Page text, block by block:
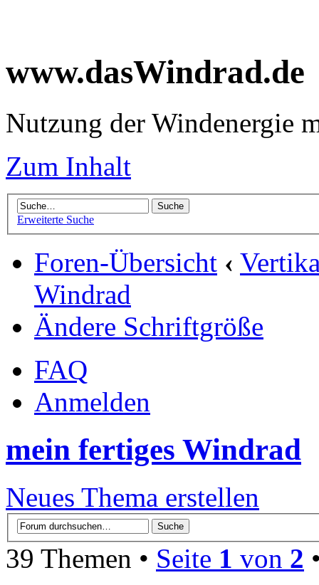
www.dasWindrad.de
Nutzung der Windenergie
Zum Inhalt
Erweiterte Suche
Foren-Übersicht ‹
Windrad
Ändere Schriftgröße
FAQ
Anmelden
mein fertiges Windrad
Neues Thema erstellen
39 Themen • Seite 1 von 2